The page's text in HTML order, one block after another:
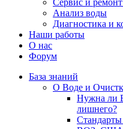
Сервис и
Анализ воды
Диагностика и
Наши работы
О нас
Форум
База знаний
О Воде и
Нужна ли
лишнего?